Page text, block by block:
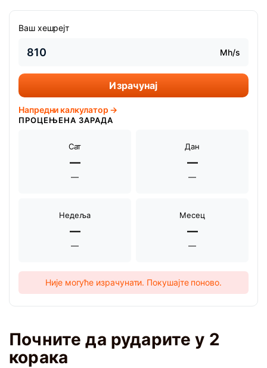
Ваш хешрејт
Mh/s
Израчунај
Напредни калкулатор →
ПРОЦЕЊЕНА ЗАРАДА
Сат
—
—
Дан
—
—
Недеља
—
—
Месец
—
—
Није могуће израчунати. Покушајте поново.
Почните да рударите у 2
корака